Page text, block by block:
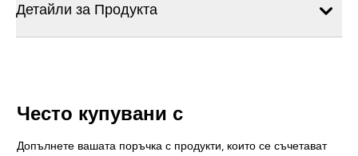
Детайли за Продукта
Често купувани с
Допълнете вашата поръчка с продукти, които се съчетават